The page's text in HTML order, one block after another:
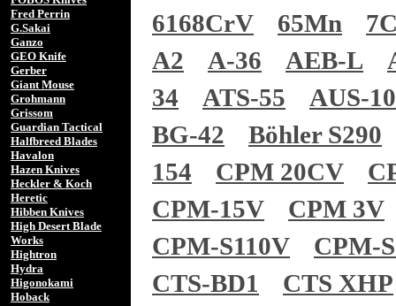
Fred Perrin
G.Sakai
Ganzo
GEO Knife
Gerber
Giant Mouse
Grohmann
Grissom
Guardian Tactical
Halfbreed Blades
Havalon
Hazen Knives
Heckler & Koch
Heretic
Hibben Knives
High Desert Blade
Works
Hightron
Hydra
Higonokami
Hoback
6168CrV
65Mn
A2
A-36 AEB-L
34
ATS-55
AUS-
BG-42
Böhler S290
154
CPM 20CV
CPM-15V
CPM 3V
CPM-S110V
CPM-
CTS-BD1
CTS XHP